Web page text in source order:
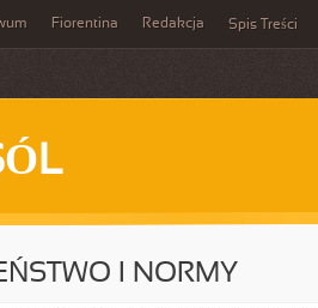
Fiorentina Redakcja Spis Treści
I NORMY